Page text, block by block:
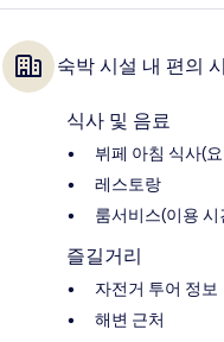
숙박 시설 내 편의
식사 및 음료
뷔페 아침 식사(
레스토랑
룸서비스(이용 시
즐길거리
자전거 투어 정보
해변 근처